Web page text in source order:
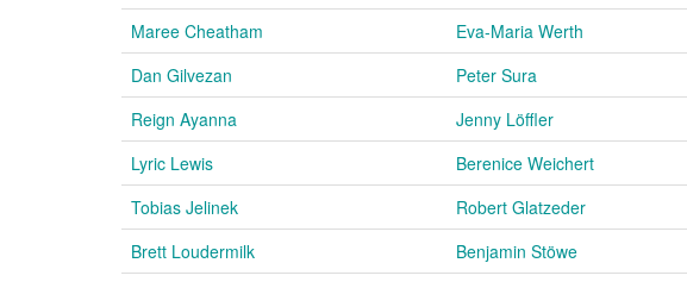
Maree Cheatham
Eva-Maria Werth
Dan Gilvezan
Peter Sura
Reign Ayanna
Jenny Löffler
Lyric Lewis
Berenice Weichert
Tobias Jelinek
Robert Glatzeder
Brett Loudermilk
Benjamin Stöwe